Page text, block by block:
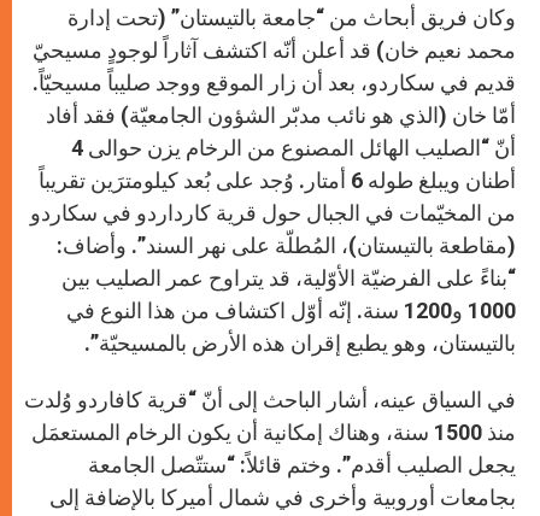
وكان فريق أبحاث من “جامعة بالتيستان” (تحت إدارة
محمد نعيم خان) قد أعلن أنّه اكتشف آثاراً لوجودٍ مسيحيّ
قديم في سكاردو، بعد أن زار الموقع ووجد صليباً مسيحيّاً.
أمّا خان (الذي هو نائب مدبّر الشؤون الجامعيّة) فقد أفاد
أنّ “الصليب الهائل المصنوع من الرخام يزن حوالى 4
أطنان ويبلغ طوله 6 أمتار. وُجد على بُعد كيلومترَين تقريباً
من المخيّمات في الجبال حول قرية كارداردو في سكاردو
(مقاطعة بالتيستان)، المُطلّة على نهر السند”. وأضاف:
“بناءً على الفرضيّة الأوّلية، قد يتراوح عمر الصليب بين
1000 و1200 سنة. إنّه أوّل اكتشاف من هذا النوع في
بالتيستان، وهو يطبع إقران هذه الأرض بالمسيحيّة”.
في السياق عينه، أشار الباحث إلى أنّ “قرية كافاردو وُلدت
منذ 1500 سنة، وهناك إمكانية أن يكون الرخام المستعمَل
يجعل الصليب أقدم”. وختم قائلاً: “ستتّصل الجامعة
بجامعات أوروبية وأخرى في شمال أميركا بالإضافة إلى